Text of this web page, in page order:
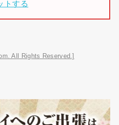
トする
All Rights Reserved.]